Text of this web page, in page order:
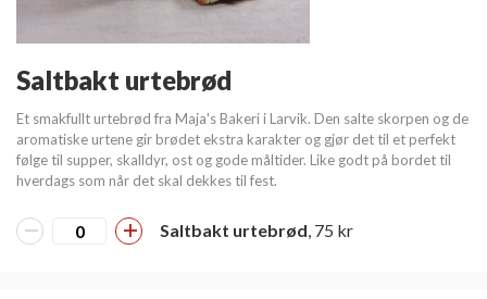
Saltbakt urtebrød
Et smakfullt urtebrød fra Maja's Bakeri i Larvik. Den salte skorpen og de
aromatiske urtene gir brødet ekstra karakter og gjør det til et perfekt
følge til supper, skalldyr, ost og gode måltider. Like godt på bordet til
hverdags som når det skal dekkes til fest.
Saltbakt urtebrød, 75 kr